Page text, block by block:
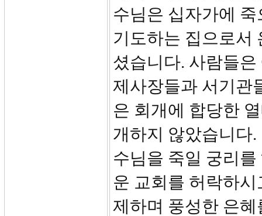
수님은 십자가에
기도하는 집으로서
셨습니다. 사람들
제사장들과 서기관
은 회개에 합당한
개하지 않았습니다
수님을 죽일 궁리
운 교회를 허락하
제하며 풍성한 은